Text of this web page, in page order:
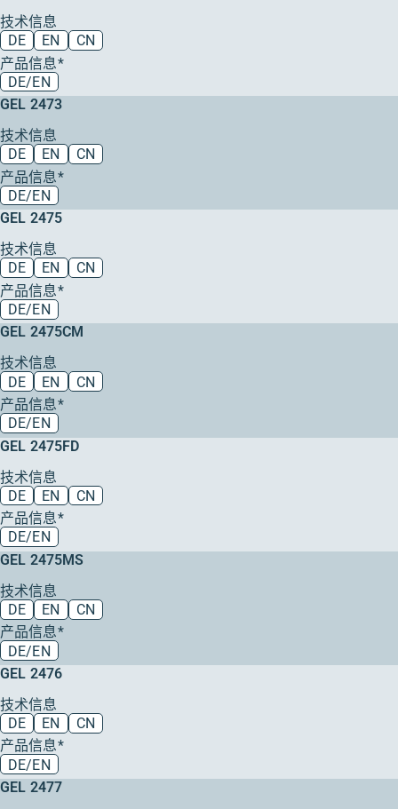
技术信息
DE
EN
CN
产品信息*
DE/EN
GEL 2473
技术信息
DE
EN
CN
产品信息*
DE/EN
GEL 2475
技术信息
DE
EN
CN
产品信息*
DE/EN
GEL 2475CM
技术信息
DE
EN
CN
产品信息*
DE/EN
GEL 2475FD
技术信息
DE
EN
CN
产品信息*
DE/EN
GEL 2475MS
技术信息
DE
EN
CN
产品信息*
DE/EN
GEL 2476
技术信息
DE
EN
CN
产品信息*
DE/EN
GEL 2477